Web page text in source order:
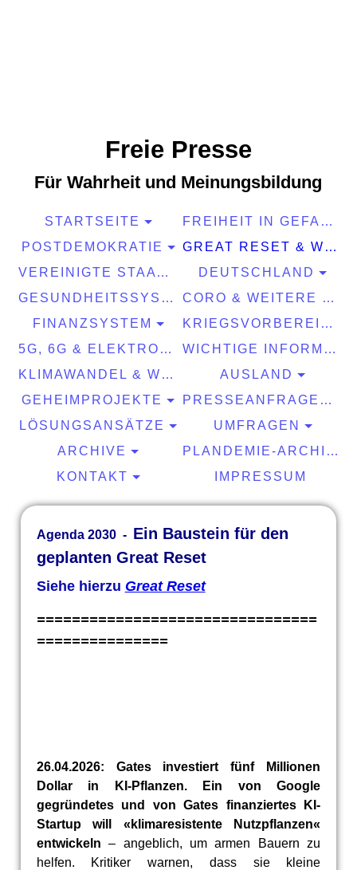
Freie Presse
Für Wahrheit und Meinungsbildung
STARTSEITE
FREIHEIT IN GEFAHR
POSTDEMOKRATIE
GREAT RESET & WEF
VEREINIGTE STAATEN EUROPA
DEUTSCHLAND
GESUNDHEITSSYSTEM
CORO & WEITERE PANDEMIEN
FINANZSYSTEM
KRIEGSVORBEREITUNGEN
5G, 6G & ELEKTROSMOG
WICHTIGE INFORMATIONEN
KLIMAWANDEL & WETTER
AUSLAND
GEHEIMPROJEKTE
PRESSEANFRAGEN & EXPERTISEN
LÖSUNGSANSÄTZE
UMFRAGEN
ARCHIVE
PLANDEMIE-ARCHIV
KONTAKT
IMPRESSUM
Agenda 2030 - Ein Baustein für den
geplanten Great Reset
Siehe hierzu Great Reset
================================
===============
26.04.2026: Gates investiert fünf Millionen
Dollar in KI-Pflanzen. Ein von Google
gegründetes und von Gates finanziertes KI-
Startup will «klimaresistente Nutzpflanzen«
entwickeln – angeblich, um armen Bauern zu
helfen. Kritiker warnen, dass sie kleine